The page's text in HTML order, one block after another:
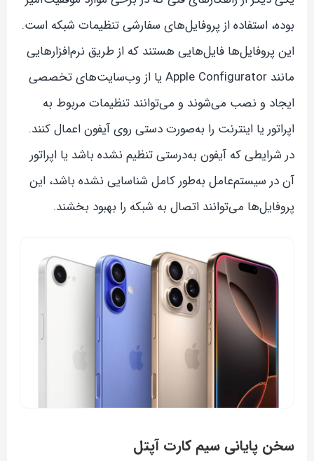
بوده، استفاده از پروفایل‌های سفارشی تنظیمات شبکه است.
این پروفایل‌ها فایل‌هایی هستند که از طریق نرم‌افزارهایی
مانند Apple Configurator یا از وب‌سایت‌های تخصصی
ایجاد و نصب می‌شوند و می‌توانند تنظیمات مربوط به
اپراتور یا اینترنت را به‌صورت دستی روی آیفون اعمال کنند.
در شرایطی که آیفون به‌درستی تنظیم نشده باشد یا اپراتور
آن در سیستم‌عامل به‌طور کامل شناسایی نشده باشد، این
پروفایل‌ها می‌توانند اتصال به شبکه را بهبود بخشند.
سخن پایانی سیم کارت آپتل